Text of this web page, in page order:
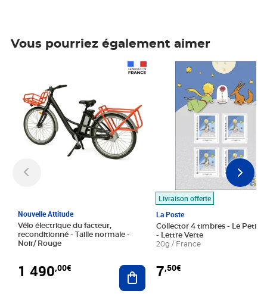
Vous pourriez également aimer
Nouvelle Attitude
Vélo électrique du facteur,
reconditionné - Taille normale -
Noir/ Rouge
1 490,00€ Ajouter au panier
Livraison offerte
La Poste
Collector 4 timbres - Le Petit
- Lettre Verte
20g / France
7,50€
Prix 7,50€